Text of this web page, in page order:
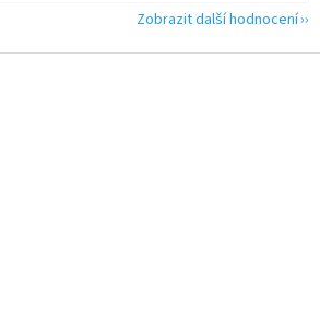
Zobrazit další hodnocení